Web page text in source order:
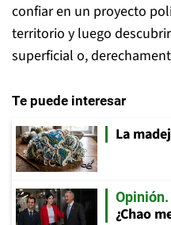
confiar en un proyecto
territorio y luego
superficial o,
Te puede interesar
La
Opinión
¿Chao